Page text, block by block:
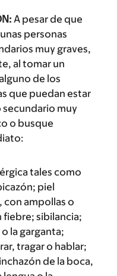
A pesar de que
personas
muy graves,
al tomar un
de los
que puedan estar
muy
o busque
tales como
piel
con ampollas o
fiebre; sibilancia;
la garganta;
tragar o hablar;
de la boca,